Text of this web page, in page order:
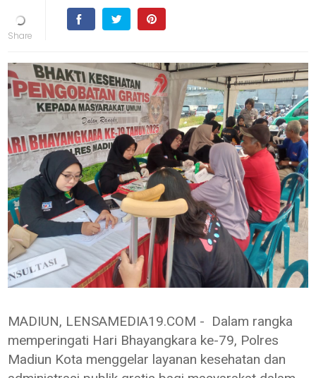
MADIUN, LENSAMEDIA19.COM - Dalam rangka
memperingati Hari Bhayangkara ke-79, Polres
Madiun Kota menggelar layanan kesehatan dan